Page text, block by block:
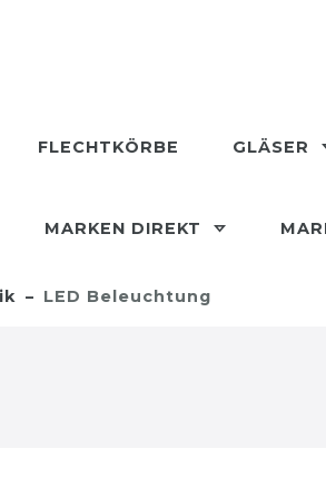
FLECHTKÖRBE GLÄSER
MARKEN DIREKT
LED Beleuchtung